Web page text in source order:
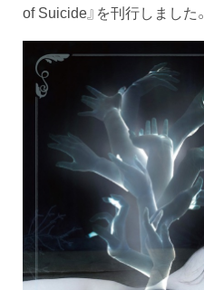
of Suicide』を刊行しました。